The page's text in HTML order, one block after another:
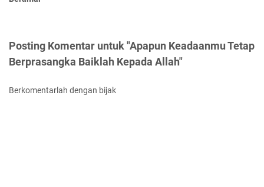
Posting Komentar untuk "Apapun Keadaanmu Tetap
Berprasangka Baiklah Kepada Allah"
Berkomentarlah dengan bijak